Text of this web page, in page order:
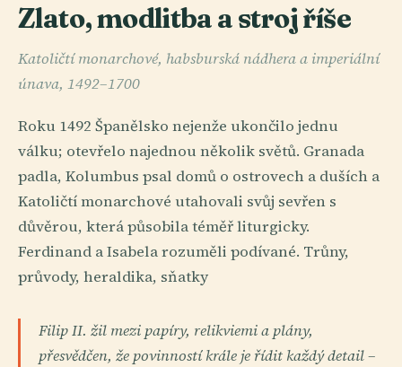
Zlato, modlitba a stroj říše
Katoličtí monarchové, habsburská nádhera a imperiální
únava, 1492–1700
Roku 1492 Španělsko nejenže ukončilo jednu
válku; otevřelo najednou několik světů. Granada
padla, Kolumbus psal domů o ostrovech a duších a
Katoličtí monarchové utahovali svůj sevřen s
důvěrou, která působila téměř liturgicky.
Ferdinand a Isabela rozuměli podívané. Trůny,
průvody, heraldika, sňatky
Filip II. žil mezi papíry, relikviemi a plány,
přesvědčen, že povinností krále je řídit každý detail –